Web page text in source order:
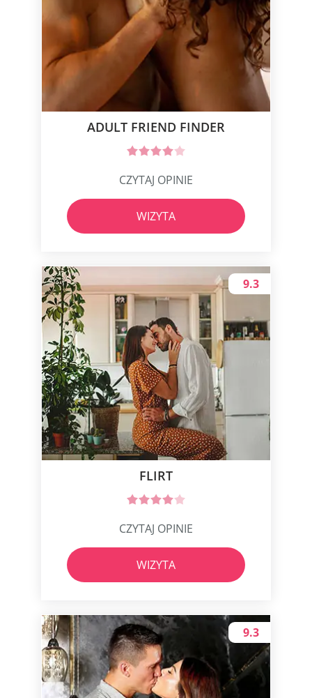
ADULT FRIEND FINDER
CZYTAJ OPINIE
WIZYTA
FLIRT
9.3
CZYTAJ OPINIE
WIZYTA
9.3